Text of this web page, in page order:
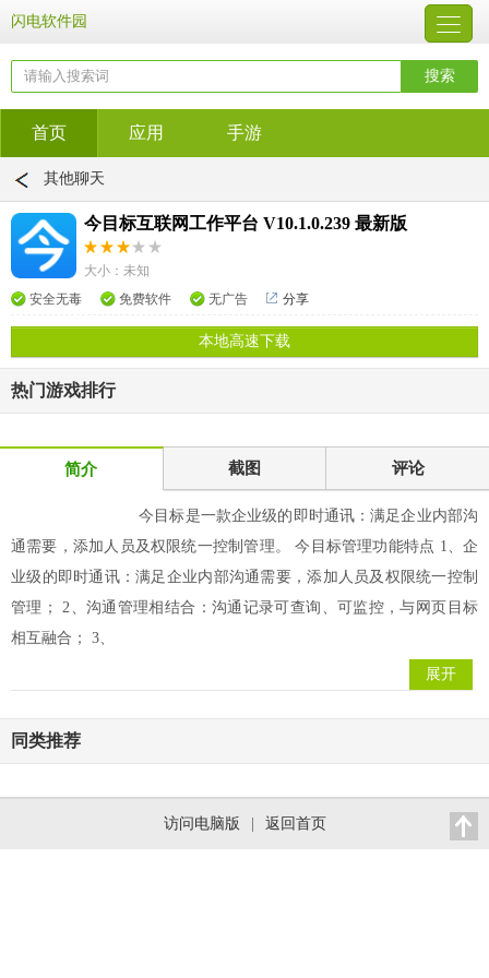
闪电软件园
首页 应用 手游
其他聊天
今目标互联网工作平台 V10.1.0.239 最新版
大小：未知
安全无毒
免费软件 无广告 分享
本地高速下载
热门游戏排行
简介 截图 评论
今目标是一款企业级的即时通讯：满足企业内部沟
通需要，添加人员及权限统一控制管理。 今目标管理功能特点 1、企
业级的即时通讯：满足企业内部沟通需要，添加人员及权限统一控制
管理； 2、沟通管理相结合：沟通记录可查询、可监控，与网页目标
相互融合； 3、
展开
同类推荐
访问电脑版 返回首页